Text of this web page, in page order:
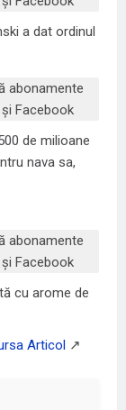
a dat ordinul
de milioane
nava sa,
cu arome de